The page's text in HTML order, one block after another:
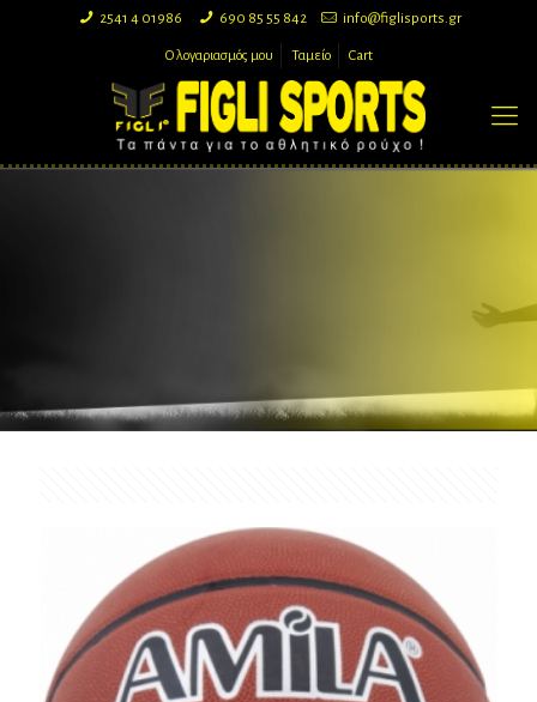
2541 4 01986 690 85 55 842 info@figlisports.gr
Ο λογαριασμός μου Ταμείο Cart